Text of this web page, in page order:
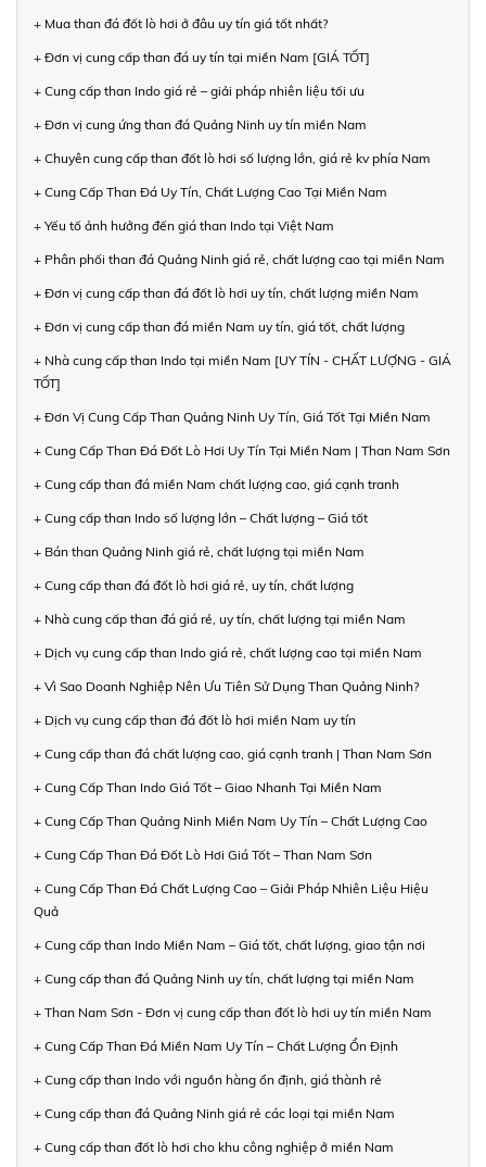
+ Mua than đá đốt lò hơi ở đâu uy tín giá tốt nhất?
+ Đơn vị cung cấp than đá uy tín tại miền Nam [GIÁ TỐT]
+ Cung cấp than Indo giá rẻ – giải pháp nhiên liệu tối ưu
+ Đơn vị cung ứng than đá Quảng Ninh uy tín miền Nam
+ Chuyên cung cấp than đốt lò hơi số lượng lớn, giá rẻ kv phía Nam
+ Cung Cấp Than Đá Uy Tín, Chất Lượng Cao Tại Miền Nam
+ Yếu tố ảnh hưởng đến giá than Indo tại Việt Nam
+ Phân phối than đá Quảng Ninh giá rẻ, chất lượng cao tại miền Nam
+ Đơn vị cung cấp than đá đốt lò hơi uy tín, chất lượng miền Nam
+ Đơn vị cung cấp than đá miền Nam uy tín, giá tốt, chất lượng
+ Nhà cung cấp than Indo tại miền Nam [UY TÍN - CHẤT LƯỢNG - GIÁ
TỐT]
+ Đơn Vị Cung Cấp Than Quảng Ninh Uy Tín, Giá Tốt Tại Miền Nam
+ Cung Cấp Than Đá Đốt Lò Hơi Uy Tín Tại Miền Nam | Than Nam Sơn
+ Cung cấp than đá miền Nam chất lượng cao, giá cạnh tranh
+ Cung cấp than Indo số lượng lớn – Chất lượng – Giá tốt
+ Bán than Quảng Ninh giá rẻ, chất lượng tại miền Nam
+ Cung cấp than đá đốt lò hơi giá rẻ, uy tín, chất lượng
+ Nhà cung cấp than đá giá rẻ, uy tín, chất lượng tại miền Nam
+ Dịch vụ cung cấp than Indo giá rẻ, chất lượng cao tại miền Nam
+ Vì Sao Doanh Nghiệp Nên Ưu Tiên Sử Dụng Than Quảng Ninh?
+ Dịch vụ cung cấp than đá đốt lò hơi miền Nam uy tín
+ Cung cấp than đá chất lượng cao, giá cạnh tranh | Than Nam Sơn
+ Cung Cấp Than Indo Giá Tốt – Giao Nhanh Tại Miền Nam
+ Cung Cấp Than Quảng Ninh Miền Nam Uy Tín – Chất Lượng Cao
+ Cung Cấp Than Đá Đốt Lò Hơi Giá Tốt – Than Nam Sơn
+ Cung Cấp Than Đá Chất Lượng Cao – Giải Pháp Nhiên Liệu Hiệu
Quả
+ Cung cấp than Indo Miền Nam – Giá tốt, chất lượng, giao tận nơi
+ Cung cấp than đá Quảng Ninh uy tín, chất lượng tại miền Nam
+ Than Nam Sơn - Đơn vị cung cấp than đốt lò hơi uy tín miền Nam
+ Cung Cấp Than Đá Miền Nam Uy Tín – Chất Lượng Ổn Định
+ Cung cấp than Indo với nguồn hàng ổn định, giá thành rẻ
+ Cung cấp than đá Quảng Ninh giá rẻ các loại tại miền Nam
+ Cung cấp than đốt lò hơi cho khu công nghiệp ở miền Nam